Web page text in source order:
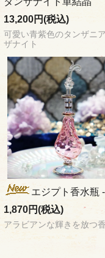
13,200円(税込)
可愛い青紫色のタンザニ
ザナイト
エジプト香水瓶
1,870円(税込)
アラビアンな輝きを放つ